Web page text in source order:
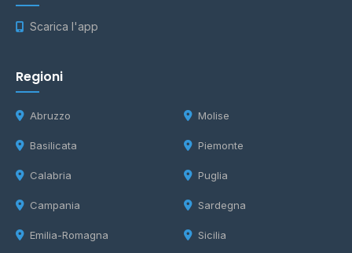
Scarica l'app
Regioni
Abruzzo
Basilicata
Calabria
Campania
Emilia-Romagna
Molise
Piemonte
Puglia
Sardegna
Sicilia